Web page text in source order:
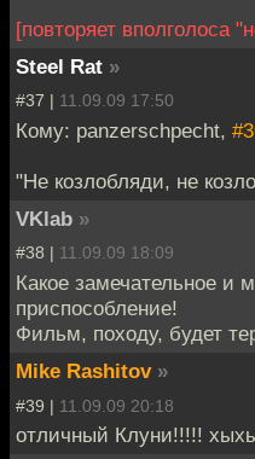
[повторяет вполголоса
Steel Rat »
#37 | 11.09.09 17:50
Кому: panzerschpecht,
"Не козлобляди, не
VKlab »
#38 | 11.09.09 18:09
Какое замечательное и
приспособление!
Фильм, походу, будет
Mike Rashitov »
#39 | 11.09.09 20:18
отличный Клуни!!!!!